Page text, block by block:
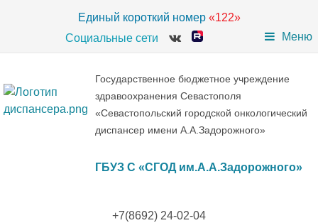
Единый короткий номер«122»
Социальные сети
Меню
Государственное бюджетное учреждение
здравоохранения Севастополя
«Севастопольский городской онкологический
диспансер имени А.А.Задорожного»
ГБУЗ С «СГОД им.А.А.Задорожного»
+7(8692) 24-02-04